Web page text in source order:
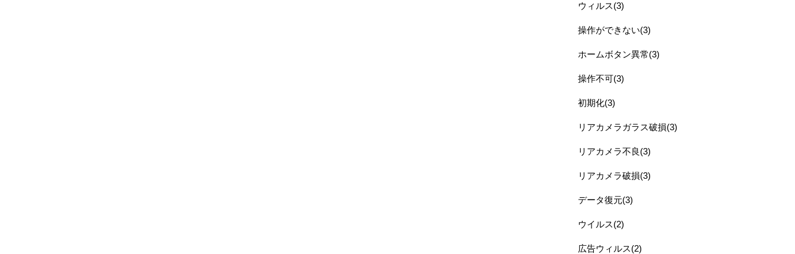
ウィルス(3)
操作ができない(3)
ホームボタン異常(3)
操作不可(3)
初期化(3)
リアカメラガラス破損(3)
リアカメラ不良(3)
リアカメラ破損(3)
データ復元(3)
ウイルス(2)
広告ウィルス(2)